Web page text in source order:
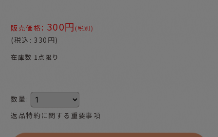
販売価格: 300円 (税別)
(税込 : 330 円)
在庫数 1点限り
数量 :
返品特約に関する重要事項